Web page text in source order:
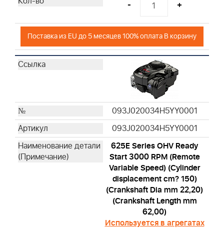
- +
Поставка из EU до 5 месяцев 100% оплата В корзину
093J020034H5YY0001
093J020034H5YY0001
625E Series OHV Ready
Start 3000 RPM (Remote
Variable Speed) (Cylinder
displacement cm? 150)
(Crankshaft Dia mm 22,20)
(Crankshaft Length mm
62,00)
Используется в агрегатах